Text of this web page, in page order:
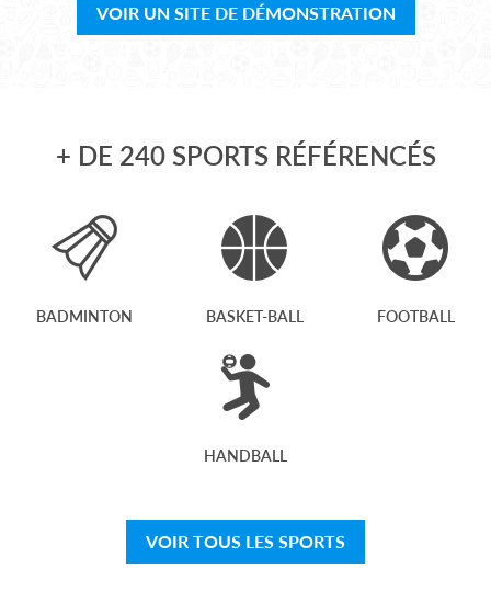
VOIR UN SITE DE DÉMONSTRATION
+ DE 240 SPORTS RÉFÉRENCÉS
BADMINTON BASKET-BALL FOOTBALL
HANDBALL
VOIR TOUS LES SPORTS